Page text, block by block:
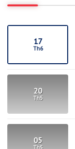
17
Th6
20
Th5
05
Th5